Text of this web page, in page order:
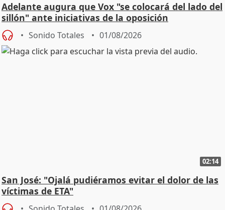
Adelante augura que Vox "se colocará del lado del
sillón" ante iniciativas de la oposición
Sonido Totales 01/08/2026
02:14
San José: "Ojalá pudiéramos evitar el dolor de las
víctimas de ETA"